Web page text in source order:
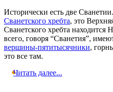
Исторически есть две
Сванетского хребта, это
Сванетского хребта
всего, говоря “Сванетия”,
вершины-пятитысячники,
это все там.
Читать далее...